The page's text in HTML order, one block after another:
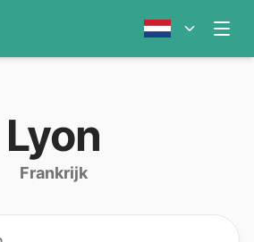
Lyon
Frankrijk